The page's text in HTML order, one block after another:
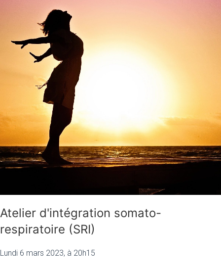
Atelier d'intégration somato-
respiratoire (SRI)
Lundi 6 mars 2023, à 20h15